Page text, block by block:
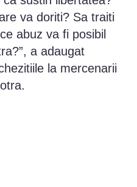
va doriti? Sa traiti
abuz va fi posibil
a adaugat
la mercenarii